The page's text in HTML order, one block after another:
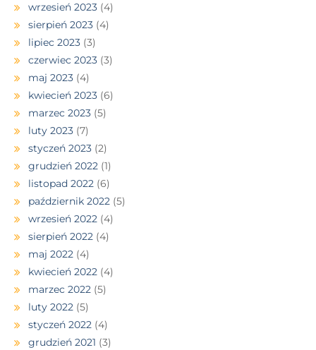
wrzesień 2023 (4)
sierpień 2023 (4)
lipiec 2023 (3)
czerwiec 2023 (3)
maj 2023 (4)
kwiecień 2023 (6)
marzec 2023 (5)
luty 2023 (7)
styczeń 2023 (2)
grudzień 2022 (1)
listopad 2022 (6)
październik 2022 (5)
wrzesień 2022 (4)
sierpień 2022 (4)
maj 2022 (4)
kwiecień 2022 (4)
marzec 2022 (5)
luty 2022 (5)
styczeń 2022 (4)
grudzień 2021 (3)